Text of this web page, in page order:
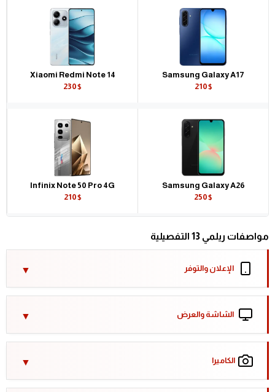
Samsung Galaxy A17
210$
Xiaomi Redmi Note 14
230$
Samsung Galaxy A26
250$
Infinix Note 50 Pro 4G
210$
مواصفات ريلمي 13 التفصيلية
الإعلان والتوفر
الشاشة والعرض
الكاميرا